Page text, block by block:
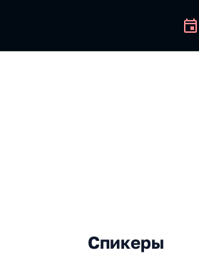
Спикеры